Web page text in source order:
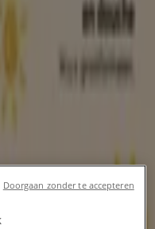
in
aanbiedingen
in
Doorgaan zonder te accepteren